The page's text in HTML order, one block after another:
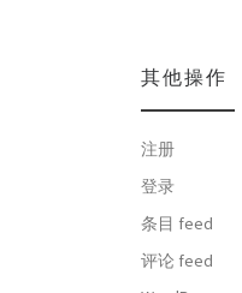
其他操作
注册
登录
条目 feed
评论 feed